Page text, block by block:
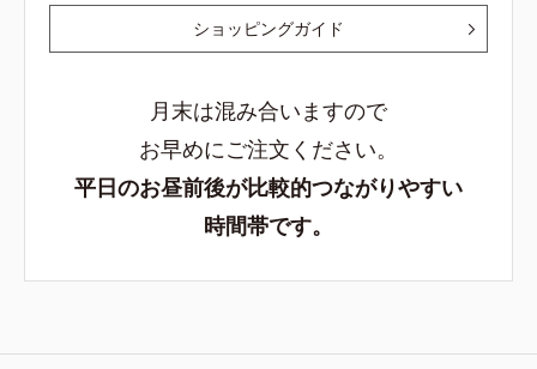
ショッピングガイド
月末は混み合いますので
お早めにご注文ください。
平日のお昼前後が比較的つながりやすい
時間帯です。